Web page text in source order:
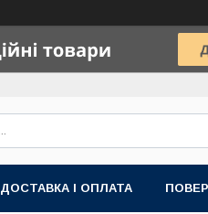
ДОСТАВКА І ОПЛАТА